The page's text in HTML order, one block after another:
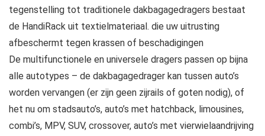
tegenstelling tot traditionele dakbagagedragers bestaat
de HandiRack uit textielmateriaal. die uw uitrusting
afbeschermt tegen krassen of beschadigingen
De multifunctionele en universele dragers passen op bijna
alle autotypes – de dakbagagedrager kan tussen auto’s
worden vervangen (er zijn geen zijrails of goten nodig), of
het nu om stadsauto’s, auto’s met hatchback, limousines,
combi’s, MPV, SUV, crossover, auto’s met vierwielaandrijving